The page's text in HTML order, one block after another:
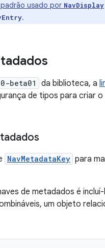
padrão usado por NavDisplay
.
beta01 da biblioteca, a
de tipos para criar o
NavMetadataKey para
de metadados é
um objeto